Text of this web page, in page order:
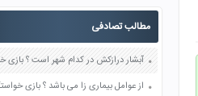
مطالب تصادفی
آبشار درازکش در کدام شهر است ؟ بازی
از عوامل بیماری زا می باشد ؟ بازی